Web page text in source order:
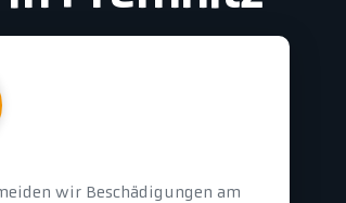
wir Beschädigungen am